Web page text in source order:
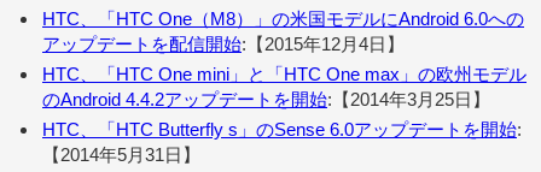
HTC、「HTC One（M8）」の米国モデルにAndroid 6.0への
アップデートを配信開始:【2015年12月4日】
HTC、「HTC One mini」と「HTC One max」の欧州モデル
のAndroid 4.4.2アップデートを開始:【2014年3月25日】
HTC、「HTC Butterfly s」のSense 6.0アップデートを開始:
【2014年5月31日】